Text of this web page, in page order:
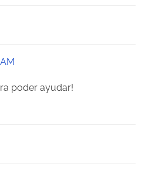
poder ayudar!